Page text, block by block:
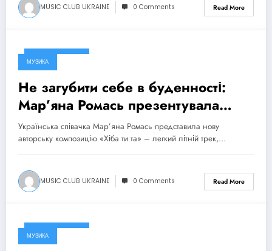
MUSIC CLUB UKRAINE 0 Comments Read More
2 Серпня, 2026
МУЗИКА
Не загубити себе в буденності:
Мар’яна Ромась презентувала
танцювальний сингл «Хіба ти та»
Українська співачка Мар’яна Ромась представила нову
авторську композицію «Хіба ти та» – легкий літній трек,…
MUSIC CLUB UKRAINE 0 Comments Read More
2 Серпня, 2026
МУЗИКА